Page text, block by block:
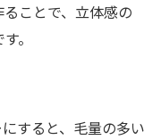
ことで、立体感の
。
すると、毛量の多い